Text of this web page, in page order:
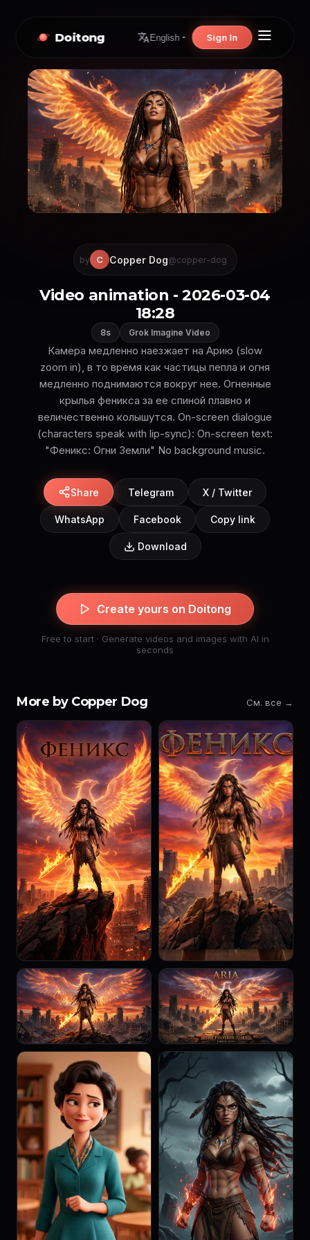
Doitong English Sign In
by C Copper Dog@copper-dog
Video animation - 2026-03-04
18:28
8s Grok Imagine Video
Камера медленно наезжает на Арию (slow
zoom in), в то время как частицы пепла и огня
медленно поднимаются вокруг нее. Огненные
крылья феникса за ее спиной плавно и
величественно колышутся. On-screen dialogue
(characters speak with lip-sync): On-screen text:
"Феникс: Огни Земли" No background music.
Share Telegram X / Twitter
WhatsApp Facebook Copy link
Download
Create yours on Doitong
Free to start · Generate videos and images with AI in
seconds
More by Copper Dog См. все →